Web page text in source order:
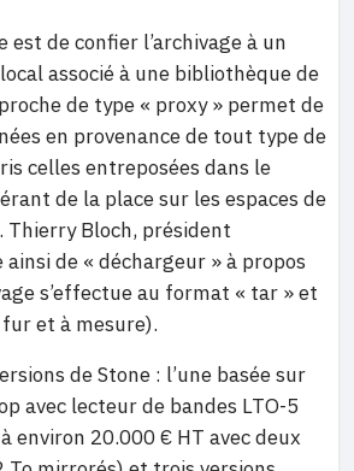
est de confier l’archivage à un
associé à une bibliothèque de
de type « proxy » permet de
en provenance de tout type de
celles entreposées dans le
de la place sur les espaces de
Thierry Bloch, président
de « déchargeur » à propos
s’effectue au format « tar » et
et à mesure).
de Stone : l’une basée sur
avec lecteur de bandes LTO-5
environ 20.000 € HT avec deux